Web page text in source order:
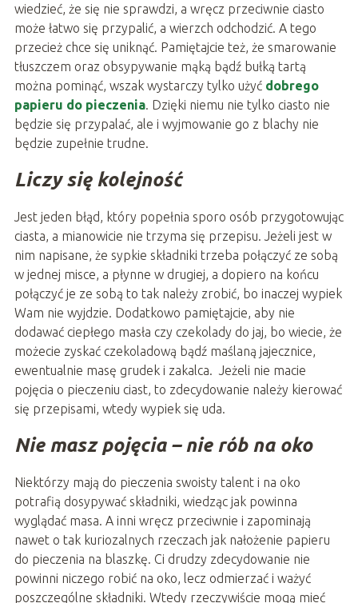
wiedzieć, że się nie sprawdzi, a wręcz przeciwnie ciasto
może łatwo się przypalić, a wierzch odchodzić. A tego
przecież chce się uniknąć. Pamiętajcie też, że smarowanie
tłuszczem oraz obsypywanie mąką bądź bułką tartą
można pominąć, wszak wystarczy tylko użyć dobrego
papieru do pieczenia. Dzięki niemu nie tylko ciasto nie
będzie się przypalać, ale i wyjmowanie go z blachy nie
będzie zupełnie trudne.
Liczy się kolejność
Jest jeden błąd, który popełnia sporo osób przygotowując
ciasta, a mianowicie nie trzyma się przepisu. Jeżeli jest w
nim napisane, że sypkie składniki trzeba połączyć ze sobą
w jednej misce, a płynne w drugiej, a dopiero na końcu
połączyć je ze sobą to tak należy zrobić, bo inaczej wypiek
Wam nie wyjdzie. Dodatkowo pamiętajcie, aby nie
dodawać ciepłego masła czy czekolady do jaj, bo wiecie, że
możecie zyskać czekoladową bądź maślaną jajecznice,
ewentualnie masę grudek i zakalca. Jeżeli nie macie
pojęcia o pieczeniu ciast, to zdecydowanie należy kierować
się przepisami, wtedy wypiek się uda.
Nie masz pojęcia – nie rób na oko
Niektórzy mają do pieczenia swoisty talent i na oko
potrafią dosypywać składniki, wiedząc jak powinna
wyglądać masa. A inni wręcz przeciwnie i zapominają
nawet o tak kuriozalnych rzeczach jak nałożenie papieru
do pieczenia na blaszkę. Ci drudzy zdecydowanie nie
powinni niczego robić na oko, lecz odmierzać i ważyć
poszczególne składniki. Wtedy rzeczywiście mogą mieć